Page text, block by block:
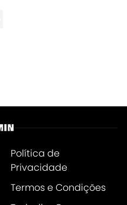
Política de
Privacidade
Termos e Condições